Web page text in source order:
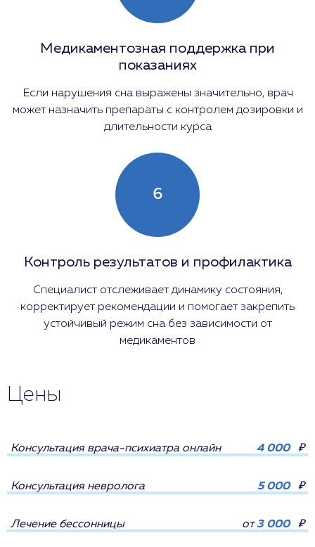
Медикаментозная поддержка при
показаниях
Если нарушения сна выражены значительно, врач
может назначить препараты с контролем дозировки и
длительности курса
6
Контроль результатов и профилактика
Специалист отслеживает динамику состояния,
корректирует рекомендации и помогает закрепить
устойчивый режим сна без зависимости от
медикаментов
Цены
Консультация врача-психиатра онлайн 4 000 ₽
Консультация невролога 5 000 ₽
Лечение бессонницы от3 000 ₽